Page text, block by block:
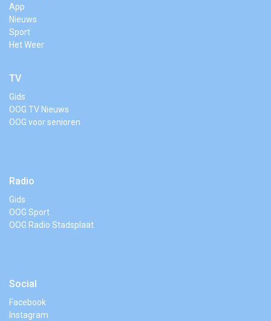
App
Nieuws
Sport
Het Weer
TV
Gids
OOG TV Nieuws
OOG voor senioren
Radio
Gids
OOG Sport
OOG Radio Stadsplaat
Social
Facebook
Instagram